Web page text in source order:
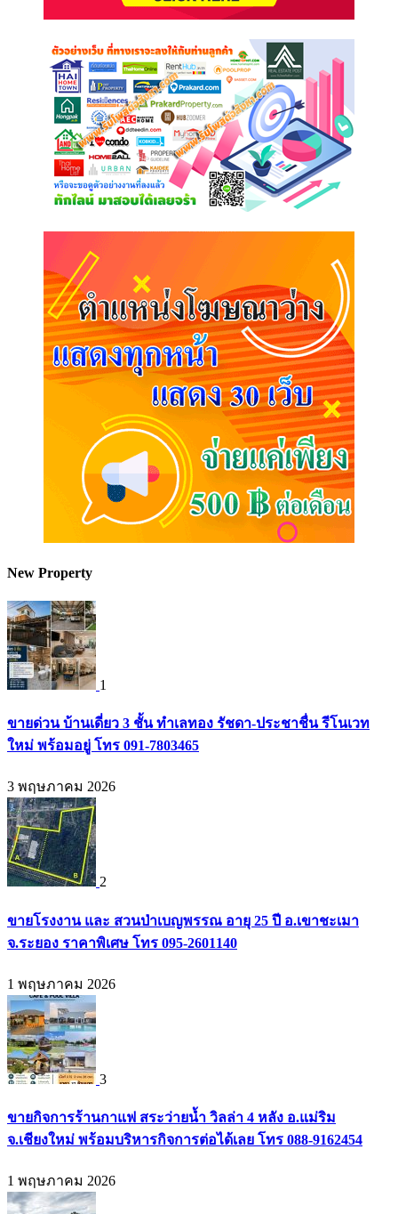
New Property
1
ขายด่วน บ้านเดี่ยว 3 ชั้น ทำเลทอง รัชดา-ประชาชื่น รีโนเวท
ใหม่ พร้อมอยู่ โทร 091-7803465
3 พฤษภาคม 2026
2
ขายโรงงาน และ สวนป่าเบญพรรณ อายุ 25 ปี อ.เขาชะเมา
จ.ระยอง ราคาพิเศษ โทร 095-2601140
1 พฤษภาคม 2026
3
ขายกิจการร้านกาแฟ สระว่ายน้ำ วิลล่า 4 หลัง อ.แม่ริม
จ.เชียงใหม่ พร้อมบริหารกิจการต่อได้เลย โทร 088-9162454
1 พฤษภาคม 2026